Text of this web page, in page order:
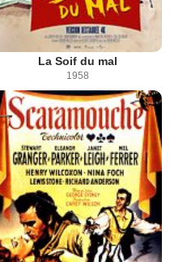
La Soif du mal
1958